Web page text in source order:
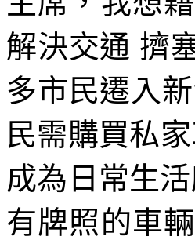
解決交通 擠
多市民遷入
民需購買私
成為日常生
有牌照的車